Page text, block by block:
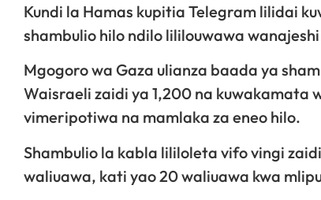
Kundi la Hamas kupitia Telegram lilidai
shambulio hilo ndilo lililouwawa
Mgogoro wa Gaza ulianza baada ya
Waisraeli zaidi ya 1,200 na kuwakamata
vimeripotiwa na mamlaka za eneo hilo.
Shambulio la kabla lililoleta vifo vingi
waliuawa, kati yao 20 waliuawa kwa